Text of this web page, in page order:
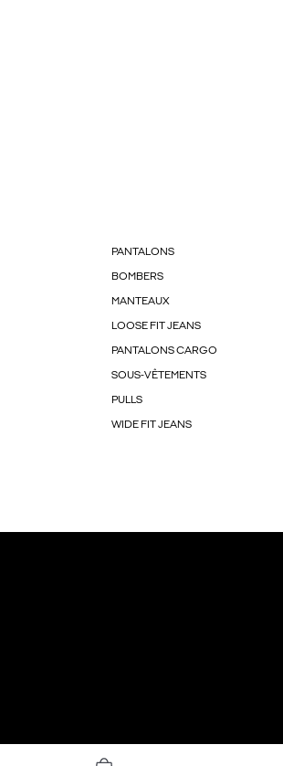
PANTALONS
BOMBERS
MANTEAUX
LOOSE FIT JEANS
PANTALONS CARGO
SOUS-VÊTEMENTS
PULLS
WIDE FIT JEANS